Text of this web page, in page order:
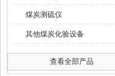
煤炭测硫仪
其他煤炭化验设备
查看全部产品